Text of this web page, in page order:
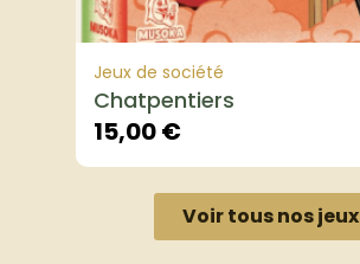
Jeux de société
Chatpentiers
15,00€
Voir tous nos jeux